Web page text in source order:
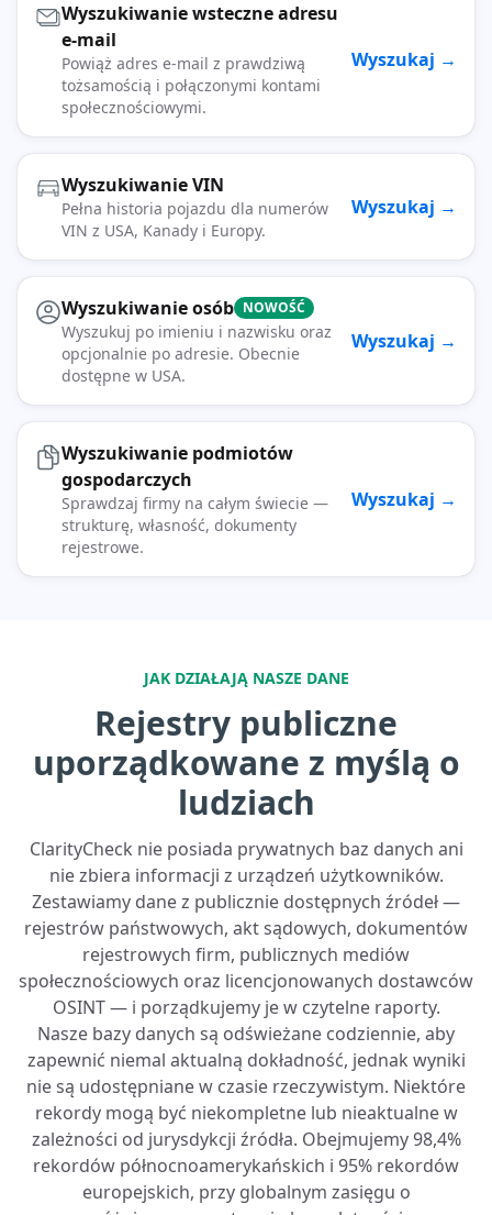
Wyszukiwanie wsteczne adresu
e-mail
Powiąż adres e-mail z prawdziwą
tożsamością i połączonymi kontami
społecznościowymi.
Wyszukaj →
Wyszukiwanie VIN
Pełna historia pojazdu dla numerów
VIN z USA, Kanady i Europy.
Wyszukaj →
Wyszukiwanie osób NOWOŚĆ
Wyszukuj po imieniu i nazwisku oraz
opcjonalnie po adresie. Obecnie
dostępne w USA.
Wyszukaj →
Wyszukiwanie podmiotów
gospodarczych
Sprawdzaj firmy na całym świecie —
strukturę, własność, dokumenty
rejestrowe.
Wyszukaj →
JAK DZIAŁAJĄ NASZE DANE
Rejestry publiczne
uporządkowane z myślą o
ludziach
ClarityCheck nie posiada prywatnych baz danych ani
nie zbiera informacji z urządzeń użytkowników.
Zestawiamy dane z publicznie dostępnych źródeł —
rejestrów państwowych, akt sądowych, dokumentów
rejestrowych firm, publicznych mediów
społecznościowych oraz licencjonowanych dostawców
OSINT — i porządkujemy je w czytelne raporty.
Nasze bazy danych są odświeżane codziennie, aby
zapewnić niemal aktualną dokładność, jednak wyniki
nie są udostępniane w czasie rzeczywistym. Niektóre
rekordy mogą być niekompletne lub nieaktualne w
zależności od jurysdykcji źródła. Obejmujemy 98,4%
rekordów północnoamerykańskich i 95% rekordów
europejskich, przy globalnym zasięgu o